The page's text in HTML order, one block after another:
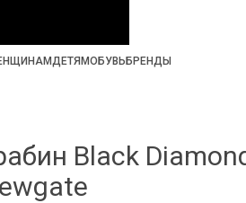
ДЕТЯМОБУВЬ БРЕНДЫ
Black